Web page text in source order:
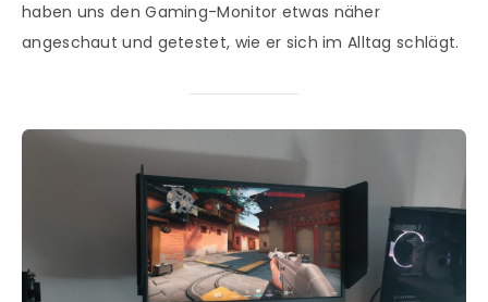
haben uns den Gaming-Monitor etwas näher
angeschaut und getestet, wie er sich im Alltag schlägt.